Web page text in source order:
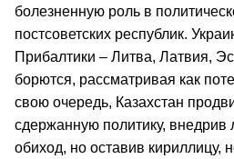
болезненную роль в
постсоветских республик.
Прибалтики – Литва, Латвия,
борются, рассматривая как
свою очередь, Казахстан
сдержанную политику, внедрив
обиход, но оставив кириллицу,